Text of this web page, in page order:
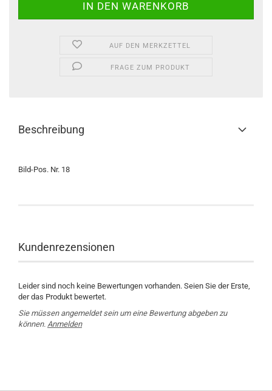
AUF DEN MERKZETTEL
FRAGE ZUM PRODUKT
Beschreibung
Bild-Pos. Nr. 18
Kundenrezensionen
Leider sind noch keine Bewertungen vorhanden. Seien Sie der Erste,
der das Produkt bewertet.
Sie müssen angemeldet sein um eine Bewertung abgeben zu
können. Anmelden